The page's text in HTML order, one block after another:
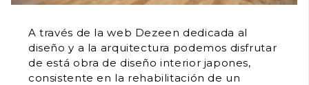
A través de la web Dezeen dedicada al
diseño y a la arquitectura podemos disfrutar
de está obra de diseño interior japones,
consistente en la rehabilitación de un